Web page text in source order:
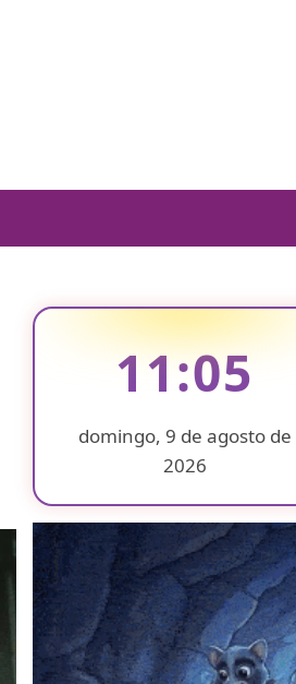
11:05
domingo, 9 de agosto de
2026
❄
❄
❄
❄
❄
❄
❄
❄